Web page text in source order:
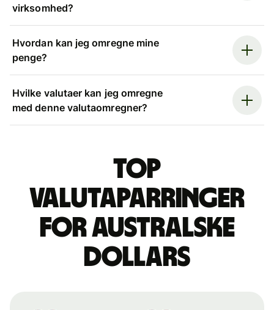
virksomhed?
Hvordan kan jeg omregne mine
penge?
Hvilke valutaer kan jeg omregne
med denne valutaomregner?
Top
valutaparringer
for australske
dollars